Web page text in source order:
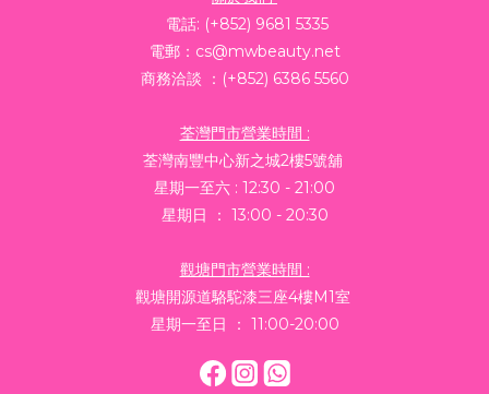
電話: (+852) 9681 5335
電郵：cs@mwbeauty.net
商務洽談 ：(+852) 6386 5560
荃灣門市營業時間 :
荃灣南豐中心新之城2樓5號舖
星期一至六 : 12:30 - 21:00
星期日 ： 13:00 - 20:30
觀塘門市營業時間 :
觀塘開源道駱駝漆三座4樓M1室
星期一至日 ： 11:00-20:00